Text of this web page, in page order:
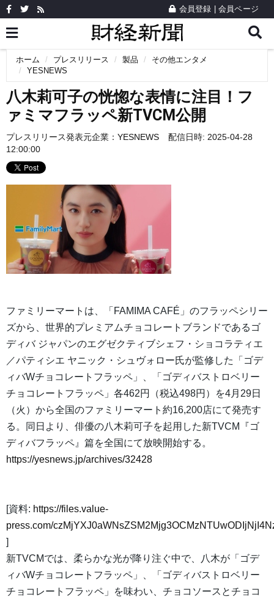
会員登録 会員ページ
ホーム プレスリリース 製品
その他エンタメ
YESNEWS
八木莉可子の恍惚な表情に注目！フ
ァミマフラッペ新TVCM公開
プレスリリース発表元企業： YESNEWS
配信日時: 2025-04-28
12:00:00
ファミリーマートは、「FAMIMA CAFÉ」のフラッペシリー
ズから、世界的プレミアムチョコレートブランドであるゴ
ディバ ジャパンのエグゼクティブシェフ・ショコラティエ
／パティシエ ヤニック・シュヴォロー氏が監修した「ゴデ
ィバWチョコレートフラッペ」、「ゴディバストロベリー
チョコレートフラッペ」各462円（税込498円）を4月29日
（火）から全国のファミリーマート約16,200店にて発売す
る。同日より、俳優の八木莉可子を起用した新TVCM『ゴ
ディバフラッペ』篇を全国にて放映開始する。
https://yesnews.jp/archives/32428
[資料: https://files.value-
press.com/
]
新TVCMでは、柔らかな光が降り注ぐ中で、八木が「ゴデ
ィバWチョコレートフラッペ」、「ゴディバストロベリー
チョコレートフラッペ」を味わい、チョコソースとチョコ